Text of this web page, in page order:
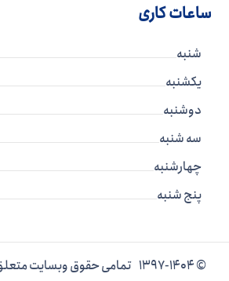
ساعات کاری
شنبه
یکشنبه
دوشنبه
سه شنبه
چهارشنبه
پنج شنبه
© 1397-1404 تمامی حقوق